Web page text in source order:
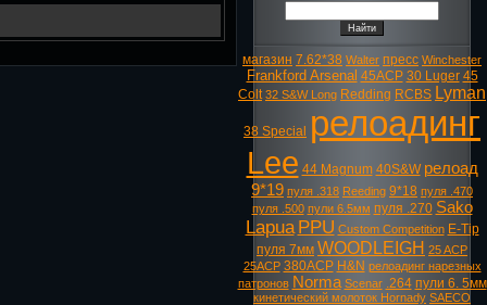
магазин 7.62*38 Walter пресс Winchester
Frankford Arsenal 45ACP 30 Luger 45
Colt 32 S&W Long Redding RCBS Lyman
38 Special релоадинг
Lee 44 Magnum 40S&W релоад
9*19 пуля .318 Reeding 9*18 пуля .470
пуля .500 пули 6.5мм пуля .270 Sako
Lapua PPU Custom Competition E-Tip
пуля 7мм WOODLEIGH 25 ACP
25ACP 380ACP H&N релоадинг нарезных
патронов Norma Scenar .264 пули 6. 5мм
кинетический молоток Hornady SAECO